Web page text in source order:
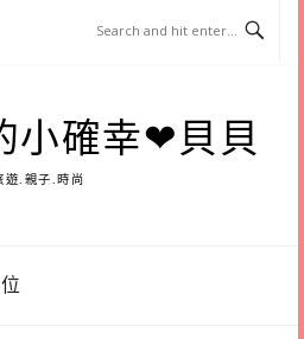
小確幸❤貝貝
遊.親子.時尚